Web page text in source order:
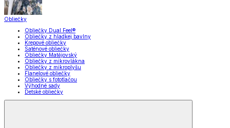
Obliečky
Obliečky Dual Feel®
Obliečky z hladkej bavlny
Krepové obliečky
Saténové obliečky
Obliečky Matějovský
Obliečky z mikrovlákna
Obliečky z mikroplyšu
Flanelové obliečky
Obliečky s fototlačou
Výhodné sady
Detské obliečky